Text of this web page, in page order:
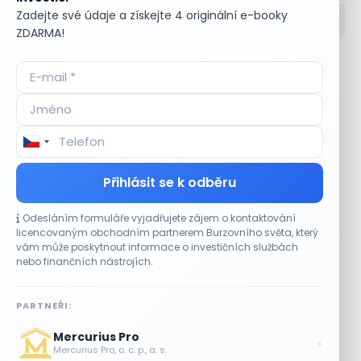
Zadejte své údaje a získejte 4 originální e-booky
ZDARMA!
Přihlásit se k odběru
Odesláním formuláře vyjadřujete zájem o kontaktování
licencovaným obchodním partnerem Burzovního světa, který
vám může poskytnout informace o investičních službách
nebo finančních nástrojích.
PARTNEŘI:
Mercurius Pro
Mercurius Pro, o. c. p., a. s. ›
Accumulate
ADR (Americké
depozitní certifikáty)
Advokátní úschova
Akcie
Akcie kmenová
Akcie na doručitele
Akcie prioritní
Akciové riziko (Risk On
Shares)
Akciové trhy
Akontace
(AUV)
Alokace
Alokace (IPO)
Komoditní trhy
Kontinuální režim
Korporátní dluhopisy
Kotovaná měna
Krátká pozice
Krátká pozice (short
selling)
Krátký klient
Křížový kurz
Kurz cenného papíru